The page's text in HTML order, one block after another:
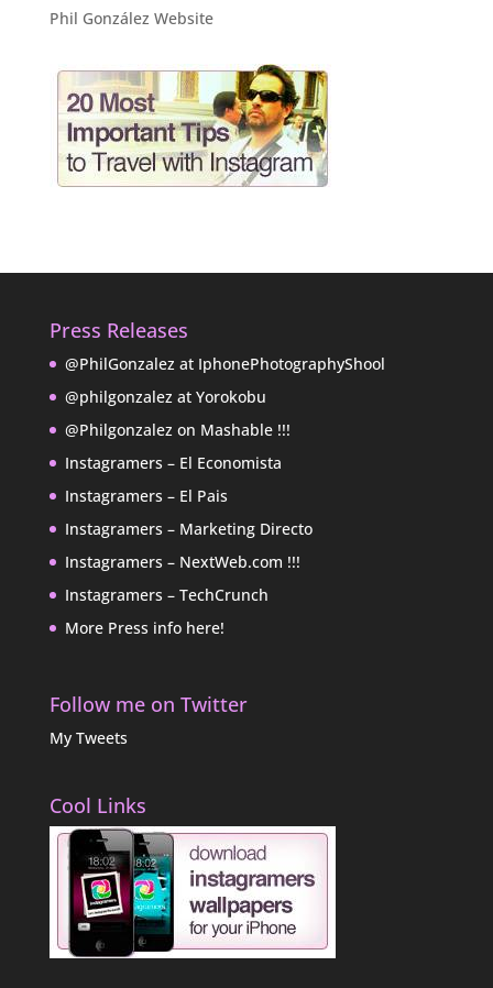
Phil González Website
Press Releases
@PhilGonzalez at IphonePhotographyShool
@philgonzalez at Yorokobu
@Philgonzalez on Mashable !!!
Instagramers – El Economista
Instagramers – El Pais
Instagramers – Marketing Directo
Instagramers – NextWeb.com !!!
Instagramers – TechCrunch
More Press info here!
Follow me on Twitter
My Tweets
Cool Links